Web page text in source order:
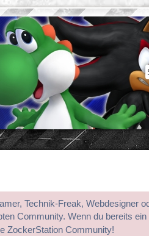
Technik-Freak, Webdesigner
Community. Wenn du bereits
ZockerStation Community!